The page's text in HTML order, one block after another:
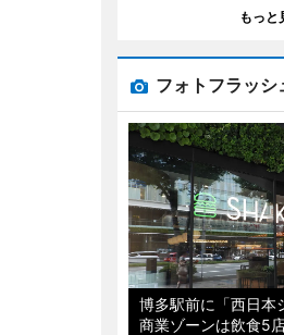
もっと
フォトフラッシ
博多駅前に「西日本
商業ゾーンは飲食5